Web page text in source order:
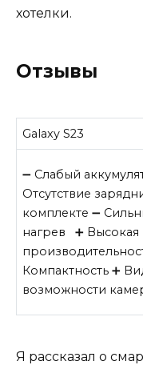
хотелки.
Отзывы
Galaxy S23
➖ Слабый
Отсутствие
комплекте ➖
нагрев ➕ Высокая
Компактность ➕
возможности
Я рассказал о